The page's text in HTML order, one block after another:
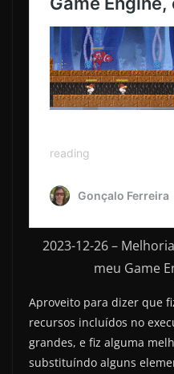
2023-12-26 –
meu Game
Aproveito para dizer que
recursos incluídos no
grandes, e fiz alguma
substituíndo alguns